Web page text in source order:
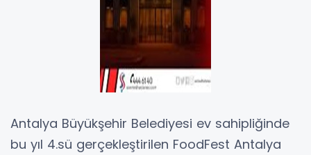
Antalya Büyükşehir Belediyesi ev sahipliğinde
bu yıl 4.sü gerçekleştirilen FoodFest Antalya